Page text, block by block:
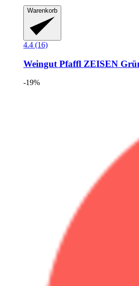
Warenkorb
4.4 (16)
Weingut Pfaffl ZEISEN
-19%